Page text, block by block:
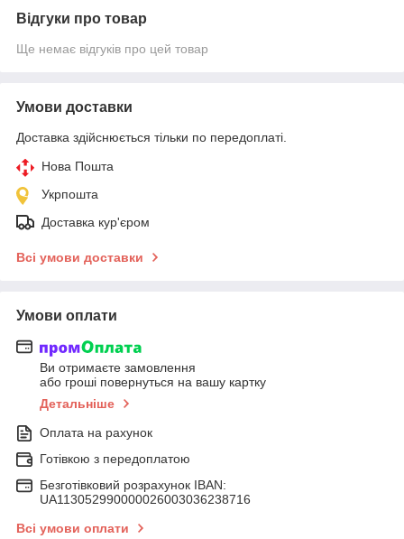
Відгуки про товар
Ще немає відгуків про цей товар
Умови доставки
Доставка здійснюється тільки по передоплаті.
Нова Пошта
Укрпошта
Доставка кур'єром
Всі умови доставки
Умови оплати
Ви отримаєте замовлення
або гроші повернуться на вашу картку
Детальніше
Оплата на рахунок
Готівкою з передоплатою
Безготівковий розрахунок IBAN:
UA113052990000026003036238716
Всі умови оплати